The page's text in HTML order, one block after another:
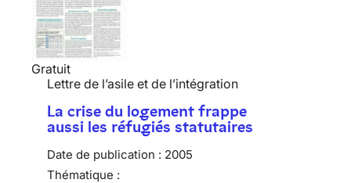
Gratuit
Lettre de l’asile et de l’intégration
La crise du logement frappe
aussi les réfugiés statutaires
Date de publication : 2005
Thématique :